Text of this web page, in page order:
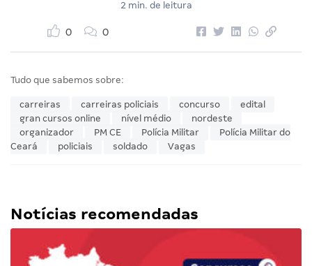
2 min. de leitura
0 0
Tudo que sabemos sobre:
carreiras carreiras policiais concurso
edital
gran cursos online
nível médio
nordeste
organizador
PM CE Polícia Militar
Polícia Militar do
Ceará
policiais soldado Vagas
Notícias recomendadas